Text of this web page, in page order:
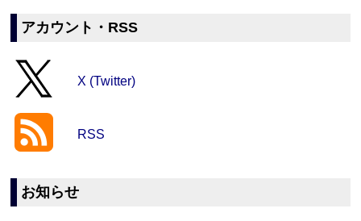
アカウント・RSS
X (Twitter)
RSS
お知らせ